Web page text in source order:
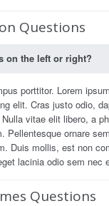
Questions
on the left or right?
porttitor. Lorem
elit. Cras justo odio,
vitae elit libero, a
Pellentesque ornare
Duis mollis, est non
lacinia odio sem nec
Questions